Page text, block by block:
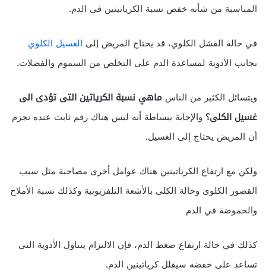
المناسبة من شأنه خفض نسبة الكرياتينين في الدم.
في حالة الفشل الكلوي، قد يحتاج المريض إلى الغسيل الكلوي
بجانب الأدوية لمساعدة الدم على التخلص من السموم والفضلات.
ويتسائل الكثير من الناس ماهي نسبة الكرياتين التى تؤدى الى
غسيل الكلى؟ والإجابة ببساطة أنه ليس هناك رقم ثابت عنده نجزم
أن المريض يحتاج إلى الغسيل.
ولكن مع ارتفاع الكرياتينين هناك عوامل أخرى مصاحبة مثل سبب
القصور الكلوى وحالة الكلى بالأشعة التلفزيونية وكذلك نسبة الأملاح
والحموضة في الدم
كذلك في حالة ارتفاع ضغط الدم، فإن الالتزام بتناول الأدوية التي
تساعد على خفضه سيقلل كرياتينين الدم.